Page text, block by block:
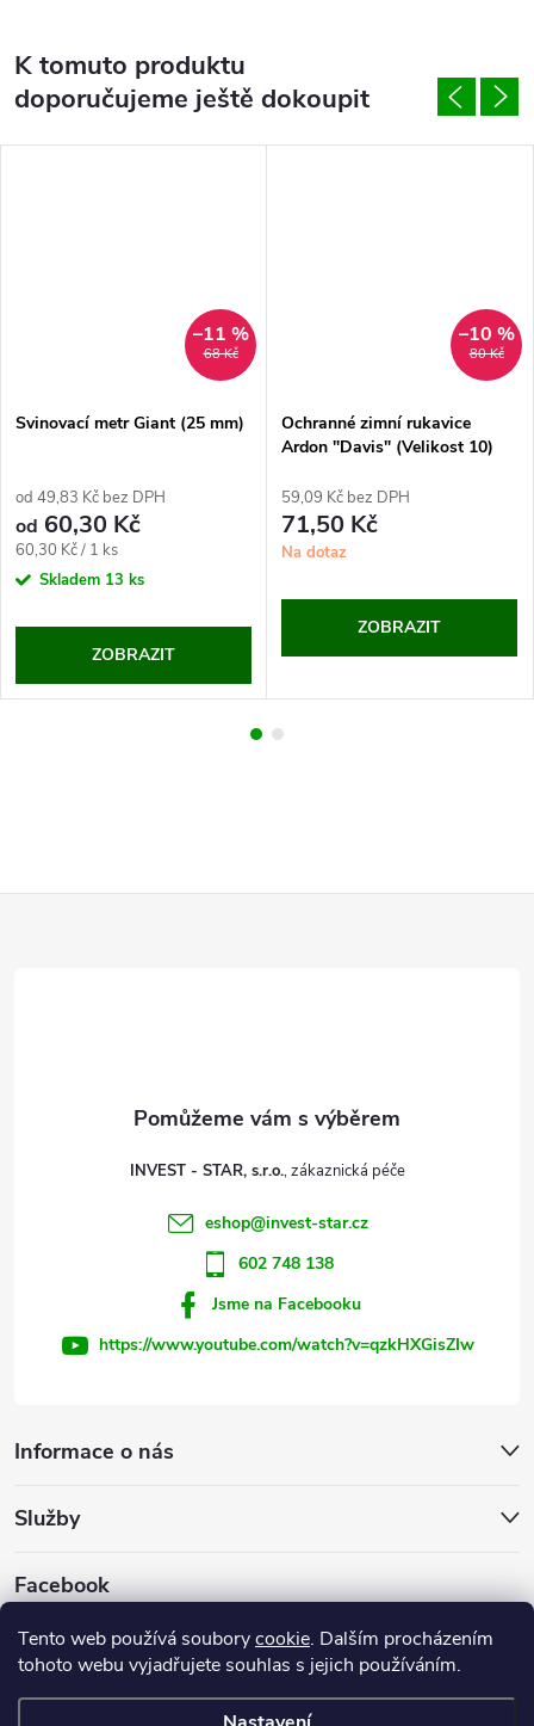
Tento web používá souborycookie. Dalším procházením
tohoto webu vyjadřujete souhlas s jejich používáním.
K tomuto produktu
doporučujeme ještě dokoupit
68 Kč
–11 %
Svinovací metr Giant (25 mm)
od 49,83 Kč bez DPH
od 60,30 Kč
Měrná
cena:
60,30 Kč / 1 ks
Skladem 13 ks
ZOBRAZIT
80 Kč
–10 %
Ochranné zimní rukavice
Ardon "Davis" (Velikost 10)
59,09 Kč bez DPH
71,50 Kč
Na dotaz
ZOBRAZIT
Informace o nás
Služby
Facebook
INVEST - STAR, s.r.o.
eshop@invest-star.cz
602 748 138
Jsme na Facebooku
https://www.youtube.com/watch?v=qzkHXGisZIw